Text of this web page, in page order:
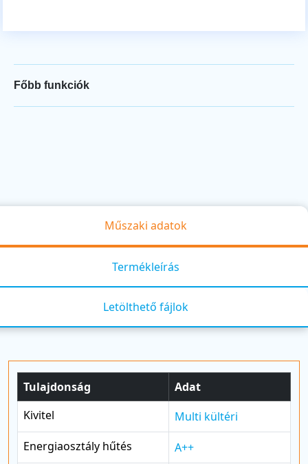
Főbb funkciók
Műszaki adatok
Termékleírás
Letölthető fájlok
Tulajdonság
Adat
Kivitel
Multi kültéri
Energiaosztály hűtés
A++